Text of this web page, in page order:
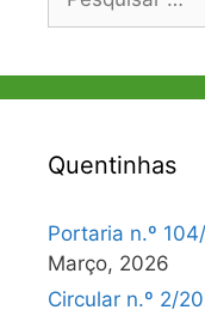
Quentinhas
Portaria n.º
Março, 2026
Circular n.º 2/